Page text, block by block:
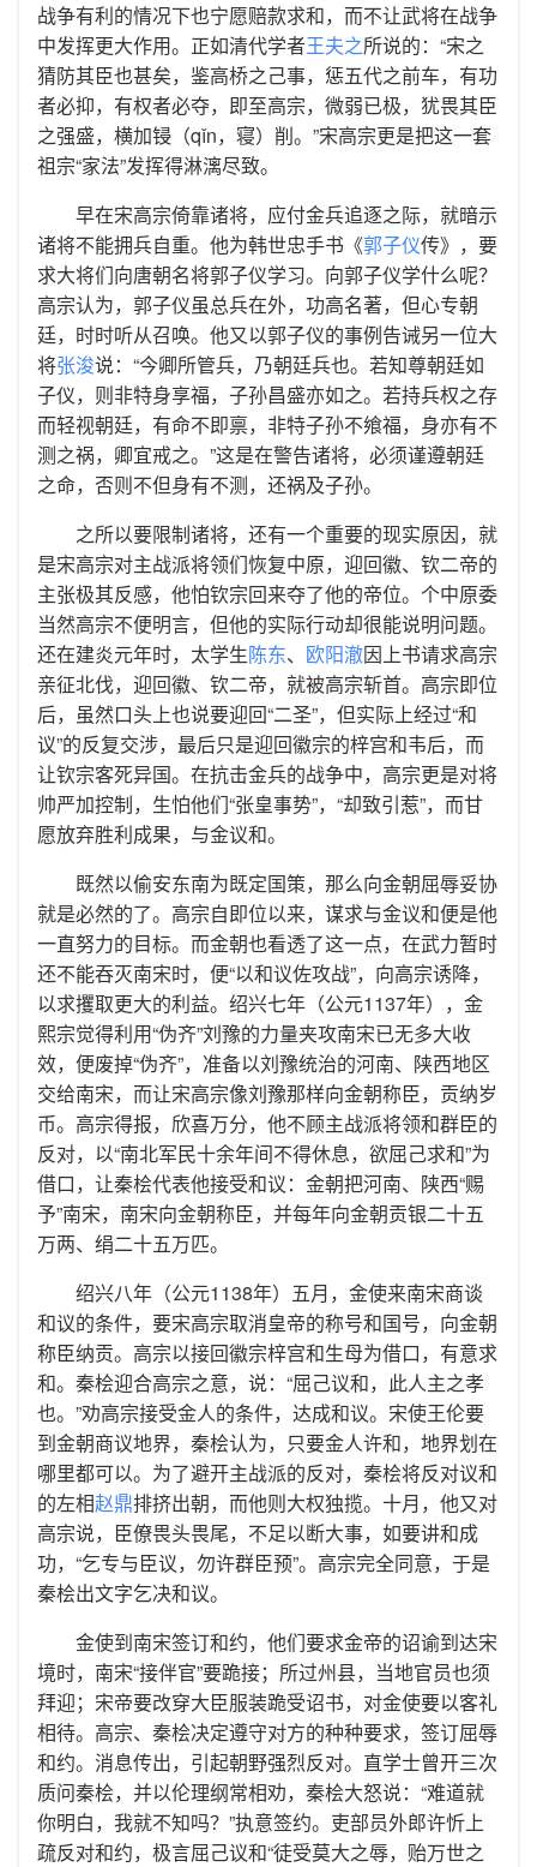
战争有利的情况下也宁愿赔款求和，而不让武将在战争
中发挥更大作用。正如清代学者王夫之所说的：“宋之
猜防其臣也甚矣，鉴高桥之己事，惩五代之前车，有功
者必抑，有权者必夺，即至高宗，微弱已极，犹畏其臣
之强盛，横加锓（qǐn，寝）削。”宋高宗更是把这一套
祖宗“家法”发挥得淋漓尽致。
早在宋高宗倚靠诸将，应付金兵追逐之际，就暗示
诸将不能拥兵自重。他为韩世忠手书《郭子仪传》，要
求大将们向唐朝名将郭子仪学习。向郭子仪学什么呢？
高宗认为，郭子仪虽总兵在外，功高名著，但心专朝
廷，时时听从召唤。他又以郭子仪的事例告诫另一位大
将张浚说：“今卿所管兵，乃朝廷兵也。若知尊朝廷如
子仪，则非特身享福，子孙昌盛亦如之。若持兵权之存
而轻视朝廷，有命不即禀，非特子孙不飨福，身亦有不
测之祸，卿宜戒之。”这是在警告诸将，必须谨遵朝廷
之命，否则不但身有不测，还祸及子孙。
之所以要限制诸将，还有一个重要的现实原因，就
是宋高宗对主战派将领们恢复中原，迎回徽、钦二帝的
主张极其反感，他怕钦宗回来夺了他的帝位。个中原委
当然高宗不便明言，但他的实际行动却很能说明问题。
还在建炎元年时，太学生陈东、 欧阳澈因上书请求高宗
亲征北伐，迎回徽、钦二帝，就被高宗斩首。高宗即位
后，虽然口头上也说要迎回“二圣”，但实际上经过“和
议”的反复交涉，最后只是迎回徽宗的梓宫和韦后，而
让钦宗客死异国。在抗击金兵的战争中，高宗更是对将
帅严加控制，生怕他们“张皇事势”，“却致引惹”，而甘
愿放弃胜利成果，与金议和。
既然以偷安东南为既定国策，那么向金朝屈辱妥协
就是必然的了。高宗自即位以来，谋求与金议和便是他
一直努力的目标。而金朝也看透了这一点，在武力暂时
还不能吞灭南宋时，便“以和议佐攻战”，向高宗诱降，
以求攫取更大的利益。绍兴七年（公元1137年），金
熙宗觉得利用“伪齐”刘豫的力量夹攻南宋已无多大收
效，便废掉“伪齐”，准备以刘豫统治的河南、陕西地区
交给南宋，而让宋高宗像刘豫那样向金朝称臣，贡纳岁
币。高宗得报，欣喜万分，他不顾主战派将领和群臣的
反对，以“南北军民十余年间不得休息，欲屈己求和”为
借口，让秦桧代表他接受和议：金朝把河南、陕西“赐
予”南宋，南宋向金朝称臣，并每年向金朝贡银二十五
万两、绢二十五万匹。
绍兴八年（公元1138年）五月，金使来南宋商谈
和议的条件，要宋高宗取消皇帝的称号和国号，向金朝
称臣纳贡。高宗以接回徽宗梓宫和生母为借口，有意求
和。秦桧迎合高宗之意，说：“屈己议和，此人主之孝
也。”劝高宗接受金人的条件，达成和议。宋使王伦要
到金朝商议地界，秦桧认为，只要金人许和，地界划在
哪里都可以。为了避开主战派的反对，秦桧将反对议和
的左相赵鼎排挤出朝，而他则大权独揽。十月，他又对
高宗说，臣僚畏头畏尾，不足以断大事，如要讲和成
功，“乞专与臣议，勿许群臣预”。高宗完全同意，于是
秦桧出文字乞决和议。
金使到南宋签订和约，他们要求金帝的诏谕到达宋
境时，南宋“接伴官”要跪接；所过州县，当地官员也须
拜迎；宋帝要改穿大臣服装跪受诏书，对金使要以客礼
相待。高宗、秦桧决定遵守对方的种种要求，签订屈辱
和约。消息传出，引起朝野强烈反对。直学士曾开三次
质问秦桧，并以伦理纲常相劝，秦桧大怒说：“难道就
你明白，我就不知吗？”执意签约。吏部员外郎许忻上
疏反对和约，极言屈己议和“徒受莫大之辱，贻万世之